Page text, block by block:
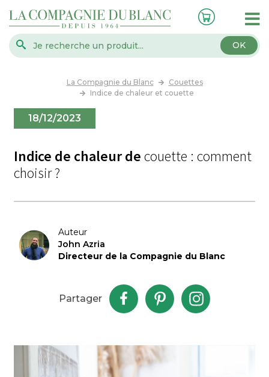
OK
La Compagnie du Blanc
Couettes
Indice de chaleur et couette
18/12/2023
Indice de chaleur decouette : comment
choisir ?
Auteur
John Azria
Directeur de la Compagnie du Blanc
Partager